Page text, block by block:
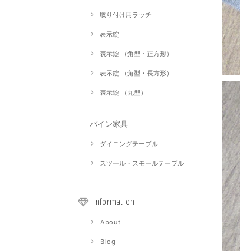
取り付け用ラッチ
表示錠
表示錠 （角型・正方形）
表示錠 （角型・長方形）
表示錠 （丸型）
パイン家具
ダイニングテーブル
スツール・スモールテーブル
Information
About
Blog